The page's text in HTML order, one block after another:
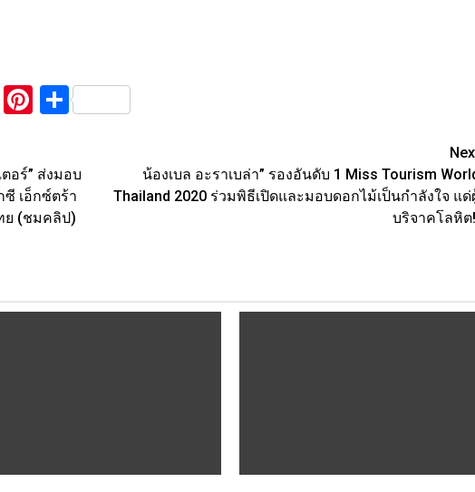
CopyPinterest
Share
อร์” ส่งมอบ
เอ็กซ์ตร้า
ย (ชมคลิป)
น้องเบล อะราเบล่า” รองอันดับ 1 Miss Tourism
Thailand 2020 ร่วมพิธีเปิดและมอบดอกไม้เป็นกำลังใจ แด่
บริจาคโลหิต